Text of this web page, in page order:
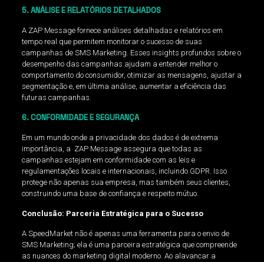
5. ANÁLISE E RELATÓRIOS DETALHADOS
A ZAP Message fornece análises detalhadas e relatórios em
tempo real que permitem monitorar o sucesso de suas
campanhas de SMS Marketing. Esses insights profundos sobre o
desempenho das campanhas ajudam a entender melhor o
comportamento do consumidor, otimizar as mensagens, ajustar a
segmentação e, em última análise, aumentar a eficiência das
futuras campanhas.
6. CONFORMIDADE E SEGURANÇA
Em um mundo onde a privacidade dos dados é de extrema
importância, a ZAP Message assegura que todas as
campanhas estejam em conformidade com as leis e
regulamentações locais e internacionais, incluindo GDPR. Isso
protege não apenas sua empresa, mas também seus clientes,
construindo uma base de confiança e respeito mútuo.
Conclusão: Parceria Estratégica para o Sucesso
A SpeedMarket não é apenas uma ferramenta para o envio de
SMS Marketing; ela é uma parceira estratégica que compreende
as nuances do marketing digital moderno. Ao alavancar a